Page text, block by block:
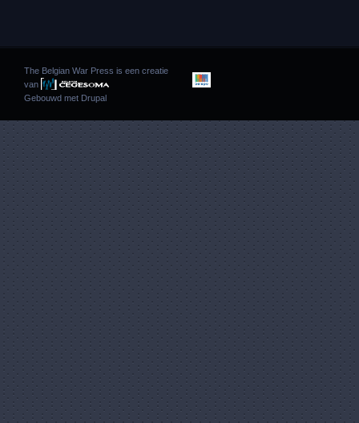
The Belgian War Press is een creatie
van
Gebouwd met Drupal